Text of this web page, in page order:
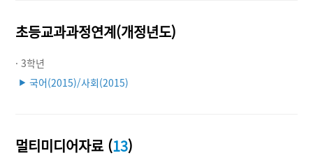
초등교과과정연계(개정년도)
· 3학년
▶ 국어(2015)/사회(2015)
멀티미디어자료 (13)